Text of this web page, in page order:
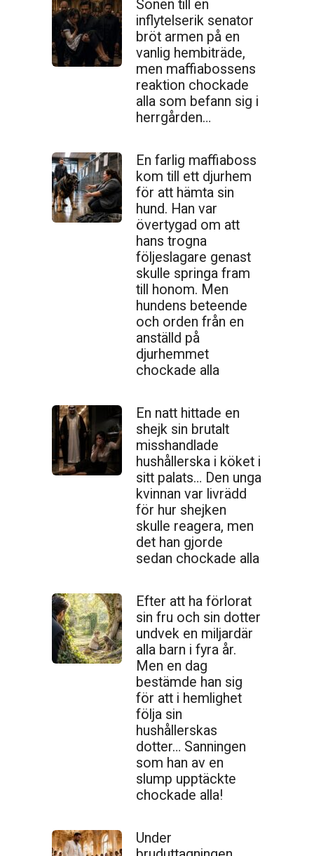
Sonen till en
inflytelserik senator
bröt armen på en
vanlig hembiträde,
men maffiabossens
reaktion chockade
alla som befann sig i
herrgården…
En farlig maffiaboss
kom till ett djurhem
för att hämta sin
hund. Han var
övertygad om att
hans trogna
följeslagare genast
skulle springa fram
till honom. Men
hundens beteende
och orden från en
anställd på
djurhemmet
chockade alla
En natt hittade en
shejk sin brutalt
misshandlade
hushållerska i köket i
sitt palats… Den unga
kvinnan var livrädd
för hur shejken
skulle reagera, men
det han gjorde
sedan chockade alla
Efter att ha förlorat
sin fru och sin dotter
undvek en miljardär
alla barn i fyra år.
Men en dag
bestämde han sig
för att i hemlighet
följa sin
hushållerskas
dotter… Sanningen
som han av en
slump upptäckte
chockade alla!
Under